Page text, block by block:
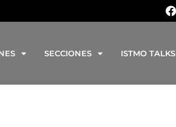
SECCIONES ISTMO TALKS